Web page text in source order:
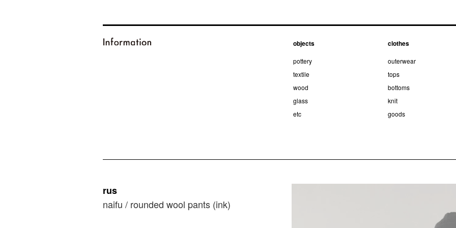
objects
pottery
textile
wood
glass
etc
clothes
outerwear
tops
bottoms
knit
goods
rus
naifu / rounded wool pants (ink)